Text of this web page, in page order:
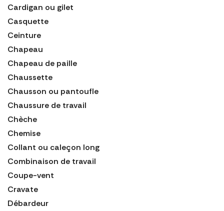
Cardigan ou gilet
Casquette
Ceinture
Chapeau
Chapeau de paille
Chaussette
Chausson ou pantoufle
Chaussure de travail
Chèche
Chemise
Collant ou caleçon long
Combinaison de travail
Coupe-vent
Cravate
Débardeur